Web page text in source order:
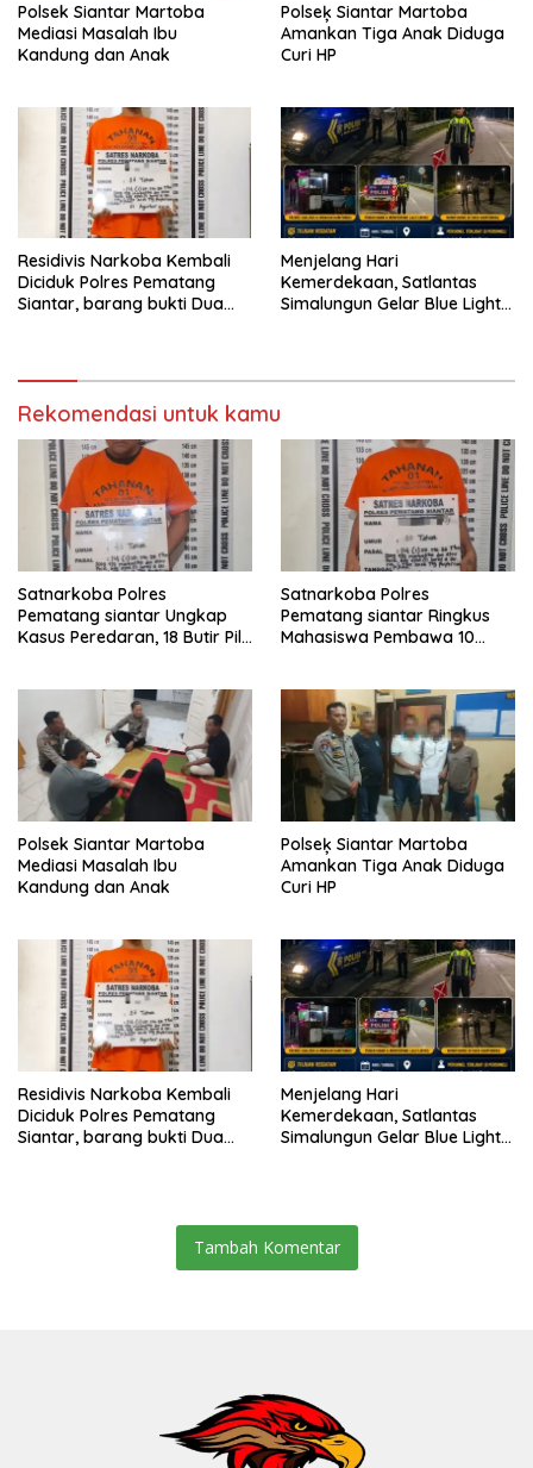
Polsek Siantar Martoba
Mediasi Masalah Ibu
Kandung dan Anak
Polseķ Siantar Martoba
Amankan Tiga Anak Diduga
Curi HP
Residivis Narkoba Kembali
Diciduk Polres Pematang
Siantar, barang bukti Dua
Menjelang Hari
Kemerdekaan, Satlantas
Simalungun Gelar Blue Light
Rekomendasi untuk kamu
Satnarkoba Polres
Pematang siantar Ungkap
Kasus Peredaran, 18 Butir Pil
Satnarkoba Polres
Pematang siantar Ringkus
Mahasiswa Pembawa 10
Polsek Siantar Martoba
Mediasi Masalah Ibu
Kandung dan Anak
Polseķ Siantar Martoba
Amankan Tiga Anak Diduga
Curi HP
Residivis Narkoba Kembali
Diciduk Polres Pematang
Siantar, barang bukti Dua
Menjelang Hari
Kemerdekaan, Satlantas
Simalungun Gelar Blue Light
Tambah Komentar